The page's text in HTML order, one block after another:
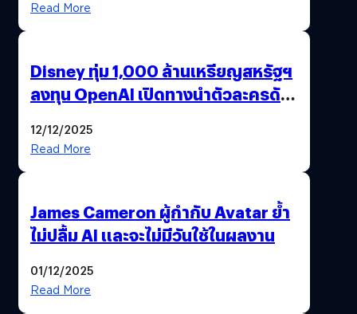
Read More
Disney ทุ่ม 1,000 ล้านเหรียญสหรัฐฯ
ลงทุน OpenAI เปิดทางนำตัวละครดัง
12/12/2025
Read More
James Cameron ผู้กำกับ Avatar ย้ำ
ไม่ปลื้ม AI และจะไม่มีวันใช้ในผลงาน
01/12/2025
Read More